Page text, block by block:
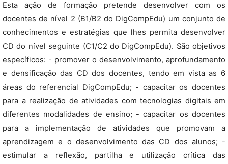
Esta ação de formação pretende desenvolver com os
docentes de nível 2 (B1/B2 do DigCompEdu) um conjunto de
conhecimentos e estratégias que lhes permita desenvolver
CD do nível seguinte (C1/C2 do DigCompEdu). São objetivos
específicos: - promover o desenvolvimento, aprofundamento
e densificação das CD dos docentes, tendo em vista as 6
áreas do referencial DigCompEdu; - capacitar os docentes
para a realização de atividades com tecnologias digitais em
diferentes modalidades de ensino; - capacitar os docentes
para a implementação de atividades que promovam a
aprendizagem e o desenvolvimento das CD dos alunos; -
estimular a reflexão, partilha e utilização crítica das